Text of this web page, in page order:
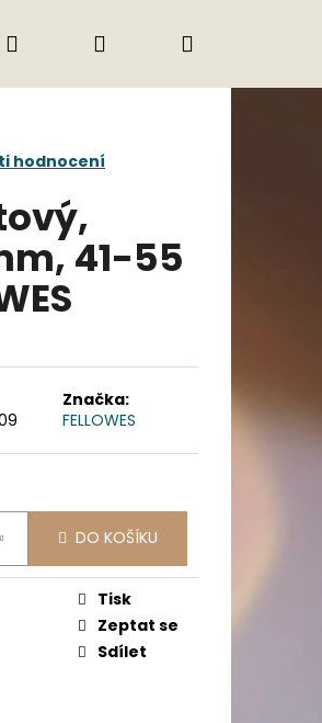
Obchodní podmínky
Přihlášení
hodnocení
41-55
Značka:
FELLOWES
DO KOŠÍKU
Tisk
Zeptat se
Sdílet